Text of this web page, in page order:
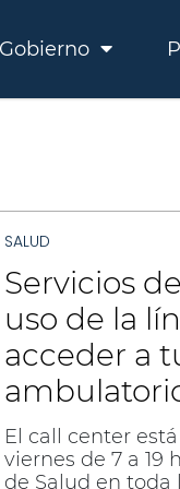
Gobierno
SALUD
Servicios
uso de la
acceder a
El call center
viernes de 7 a 19
de Salud en toda